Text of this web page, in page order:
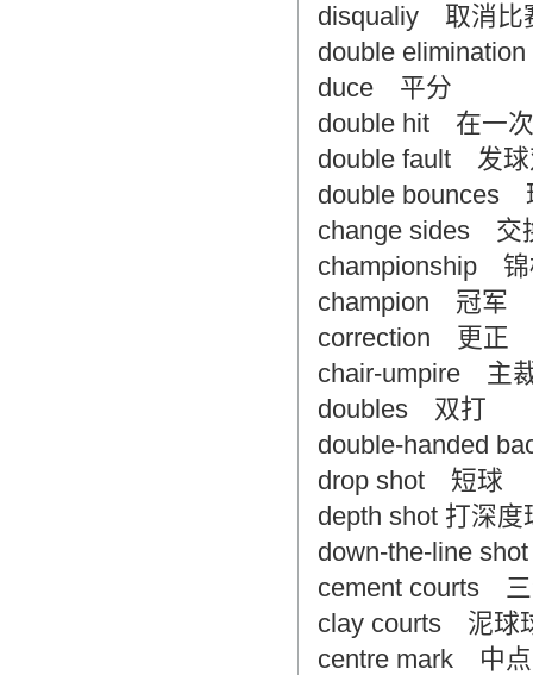
disqualiy 取消比
double
duce 平分
double hit 在一
double fault 发球
double bounces
change sides 交
championship 锦
champion 冠军
correction 更正
chair-umpire 主
doubles 双打
double-handed
drop shot 短球
depth shot 打深度
down-the-line
cement courts
clay courts 泥球
centre mark 中点